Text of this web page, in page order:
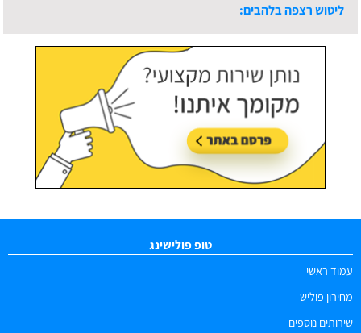
טופ פולישינג
עמוד ראשי
מחירון פוליש
שירותים נוספים